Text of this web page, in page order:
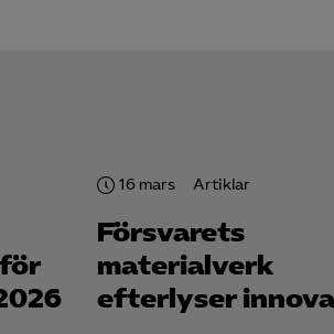
16 mars Artiklar
Försvarets
materialverk
efterlyser